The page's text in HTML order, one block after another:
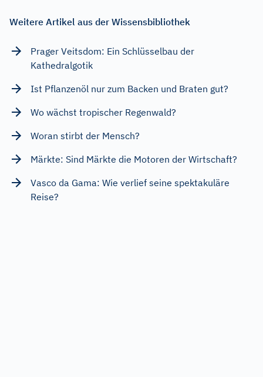
Weitere Artikel aus der Wissensbibliothek
Prager Veitsdom: Ein Schlüsselbau der
Kathedralgotik
Ist Pflanzenöl nur zum Backen und Braten gut?
Wo wächst tropischer Regenwald?
Woran stirbt der Mensch?
Märkte: Sind Märkte die Motoren der Wirtschaft?
Vasco da Gama: Wie verlief seine spektakuläre
Reise?